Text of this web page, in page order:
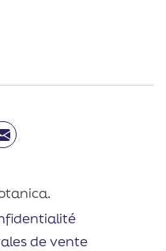
de vente